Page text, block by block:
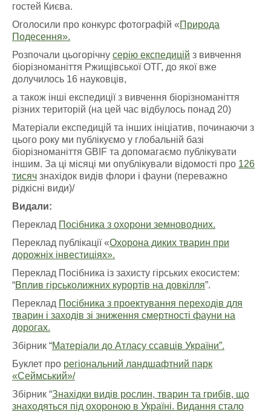
гостей Києва.
Оголосили про конкурс фотографій «Природа
Подесення».
Розпочали цьогорічну серію експедицій з вивчення
біорізноманіття Ржищівської ОТГ, до якої вже
долучилось 16 науковців,
а також інші експедиції з вивчення біорізноманіття
різних територій (на цей час відбулось понад 20)
Матеріали експедицій та інших ініціатив, починаючи з
цього року ми публікуємо у глобальній базі
біорізноманіття GBIF та допомагаємо публікувати
іншим. За ці місяці ми опублікували відомості про 126
тисяч знахідок видів флори і фауни (переважно
рідкісні види)/
Видали:
Переклад Посібника з охорони земноводних.
Переклад публікації «Охорона диких тварин при
дорожніх інвестиціях».
Переклад Посібника із захисту гірських екосистем:
“Вплив гірськолижних курортів на довкілля”.
Переклад Посібника з проектування переходів для
тварин і заходів зі зниження смертності фауни на
дорогах.
Збірник “Матеріали до Атласу ссавців України”.
Буклет про регіональний ландшафтний парк
«Сеймський»/
Збірник “Знахідки видів рослин, тварин та грибів, що
знаходяться під охороною в Україні. Видання стало